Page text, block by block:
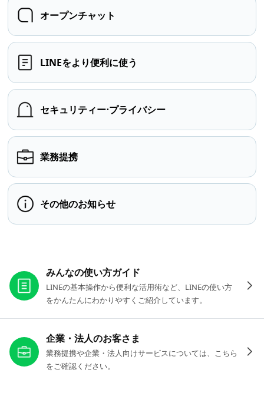
オープンチャット
LINEをより便利に使う
セキュリティー⋅プライバシー
業務提携
その他のお知らせ
みんなの使い方ガイド
LINEの基本操作から便利な活用術など、LINEの使い方
をかんたんにわかりやすくご紹介しています。
企業・法人のお客さま
業務提携や企業・法人向けサービスについては、こちら
をご確認ください。